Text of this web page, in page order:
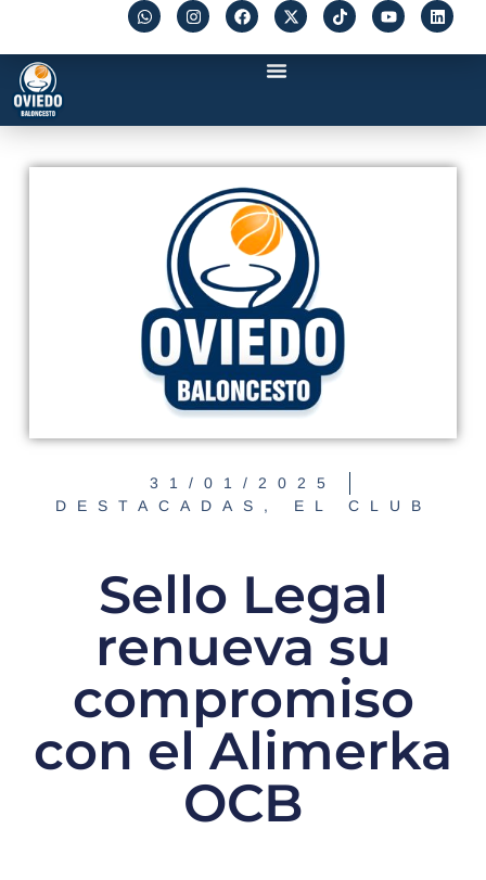
31/01/2025
DESTACADAS , EL CLUB
Sello Legal
renueva su
compromiso
con el Alimerka
OCB